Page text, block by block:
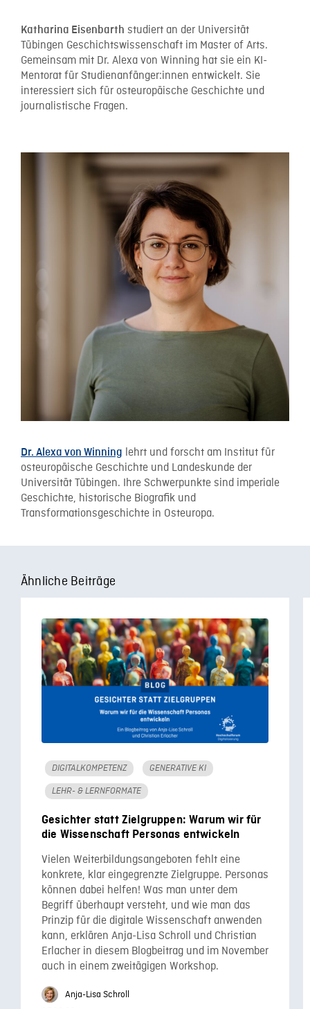
Katharina Eisenbarth studiert an der Universität
Tübingen Geschichtswissenschaft im Master of Arts.
Gemeinsam mit Dr. Alexa von Winning hat sie ein KI-
Mentorat für Studienanfänger:innen entwickelt. Sie
interessiert sich für osteuropäische Geschichte und
journalistische Fragen.
Dr. Alexa von Winning lehrt und forscht am Institut für
osteuropäische Geschichte und Landeskunde der
Universität Tübingen. Ihre Schwerpunkte sind imperiale
Geschichte, historische Biografik und
Transformationsgeschichte in Osteuropa.
Ähnliche Beiträge
DIGITALKOMPETENZ GENERATIVE KI
LEHR- & LERNFORMATE
Gesichter statt Zielgruppen: Warum wir für
die Wissenschaft Personas entwickeln
Vielen Weiterbildungsangeboten fehlt eine
konkrete, klar eingegrenzte Zielgruppe. Personas
können dabei helfen! Was man unter dem
Begriff überhaupt versteht, und wie man das
Prinzip für die digitale Wissenschaft anwenden
kann, erklären Anja-Lisa Schroll und Christian
Erlacher in diesem Blogbeitrag und im November
auch in einem zweitägigen Workshop.
Anja-Lisa Schroll